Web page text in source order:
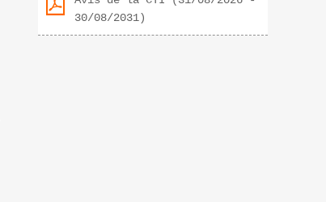
30/08/2031)